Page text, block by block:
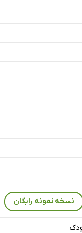
نسخه نمونه رایگان